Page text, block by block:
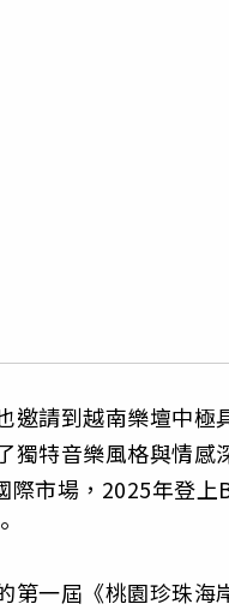
邀請到越南樂壇中
獨特音樂風格與情
際市場，2025年登
第一屆《桃園珍珠